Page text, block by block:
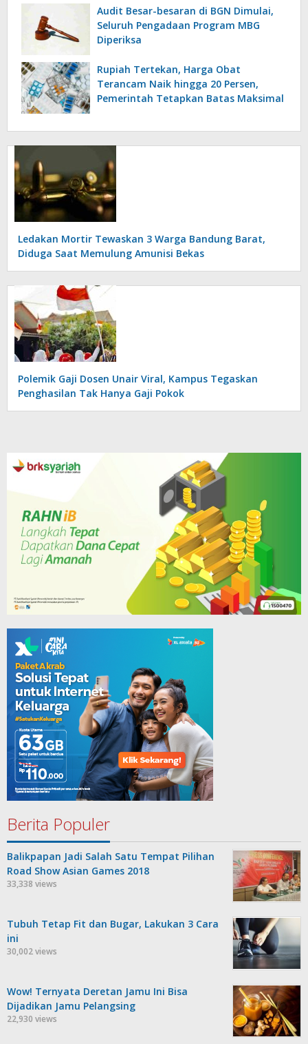
Audit Besar-besaran di BGN Dimulai,
Seluruh Pengadaan Program MBG
Diperiksa
Rupiah Tertekan, Harga Obat
Terancam Naik hingga 20 Persen,
Pemerintah Tetapkan Batas Maksimal
Ledakan Mortir Tewaskan 3 Warga Bandung Barat,
Diduga Saat Memulung Amunisi Bekas
Polemik Gaji Dosen Unair Viral, Kampus Tegaskan
Penghasilan Tak Hanya Gaji Pokok
Berita Populer
Balikpapan Jadi Salah Satu Tempat Pilihan
Road Show Asian Games 2018
33,338 views
Tubuh Tetap Fit dan Bugar, Lakukan 3 Cara
ini
30,002 views
Wow! Ternyata Deretan Jamu Ini Bisa
Dijadikan Jamu Pelangsing
22,930 views